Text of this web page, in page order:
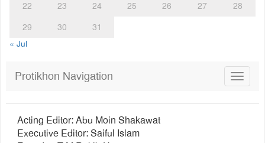
22
23 24 25 26 27
28
29
30
31
« Jul
Toggle
Protikhon Navigation
Acting Editor: Abu Moin Shakawat
Executive Editor: Saiful Islam